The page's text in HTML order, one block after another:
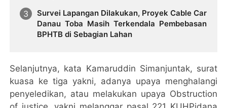
Survei Lapangan Dilakukan, Proyek Cable Car
Danau Toba Masih Terkendala Pembebasan
BPHTB di Sebagian Lahan
Selanjutnya, kata Kamaruddin Simanjuntak, surat
kuasa ke tiga yakni, adanya upaya menghalangi
penyeledikan, atau melakukan upaya Obstruction